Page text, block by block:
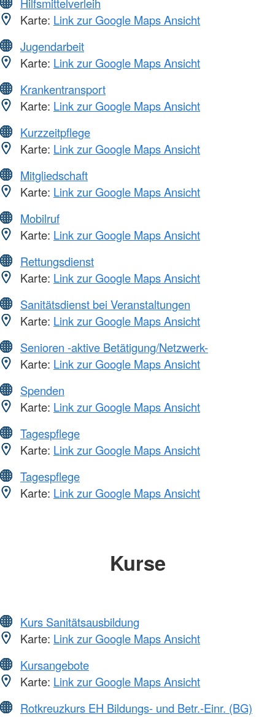
Karte: Link zur Google Maps Ansicht
Jugendarbeit
Karte: Link zur Google Maps Ansicht
Krankentransport
Karte: Link zur Google Maps Ansicht
Kurzzeitpflege
Karte: Link zur Google Maps Ansicht
Mitgliedschaft
Karte: Link zur Google Maps Ansicht
Mobilruf
Karte: Link zur Google Maps Ansicht
Rettungsdienst
Karte: Link zur Google Maps Ansicht
Sanitätsdienst bei Veranstaltungen
Karte: Link zur Google Maps Ansicht
Senioren -aktive Betätigung/Netzwerk-
Karte: Link zur Google Maps Ansicht
Spenden
Karte: Link zur Google Maps Ansicht
Tagespflege
Karte: Link zur Google Maps Ansicht
Tagespflege
Karte: Link zur Google Maps Ansicht
Kurse
Kurs Sanitätsausbildung
Karte: Link zur Google Maps Ansicht
Kursangebote
Karte: Link zur Google Maps Ansicht
Rotkreuzkurs EH Bildungs- und Betr.-Einr. (BG)